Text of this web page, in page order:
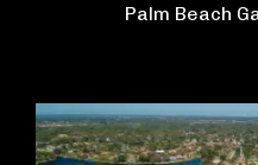
Palm Beach